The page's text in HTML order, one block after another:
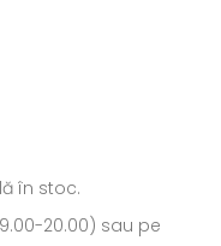
în stoc.
20.00) sau pe